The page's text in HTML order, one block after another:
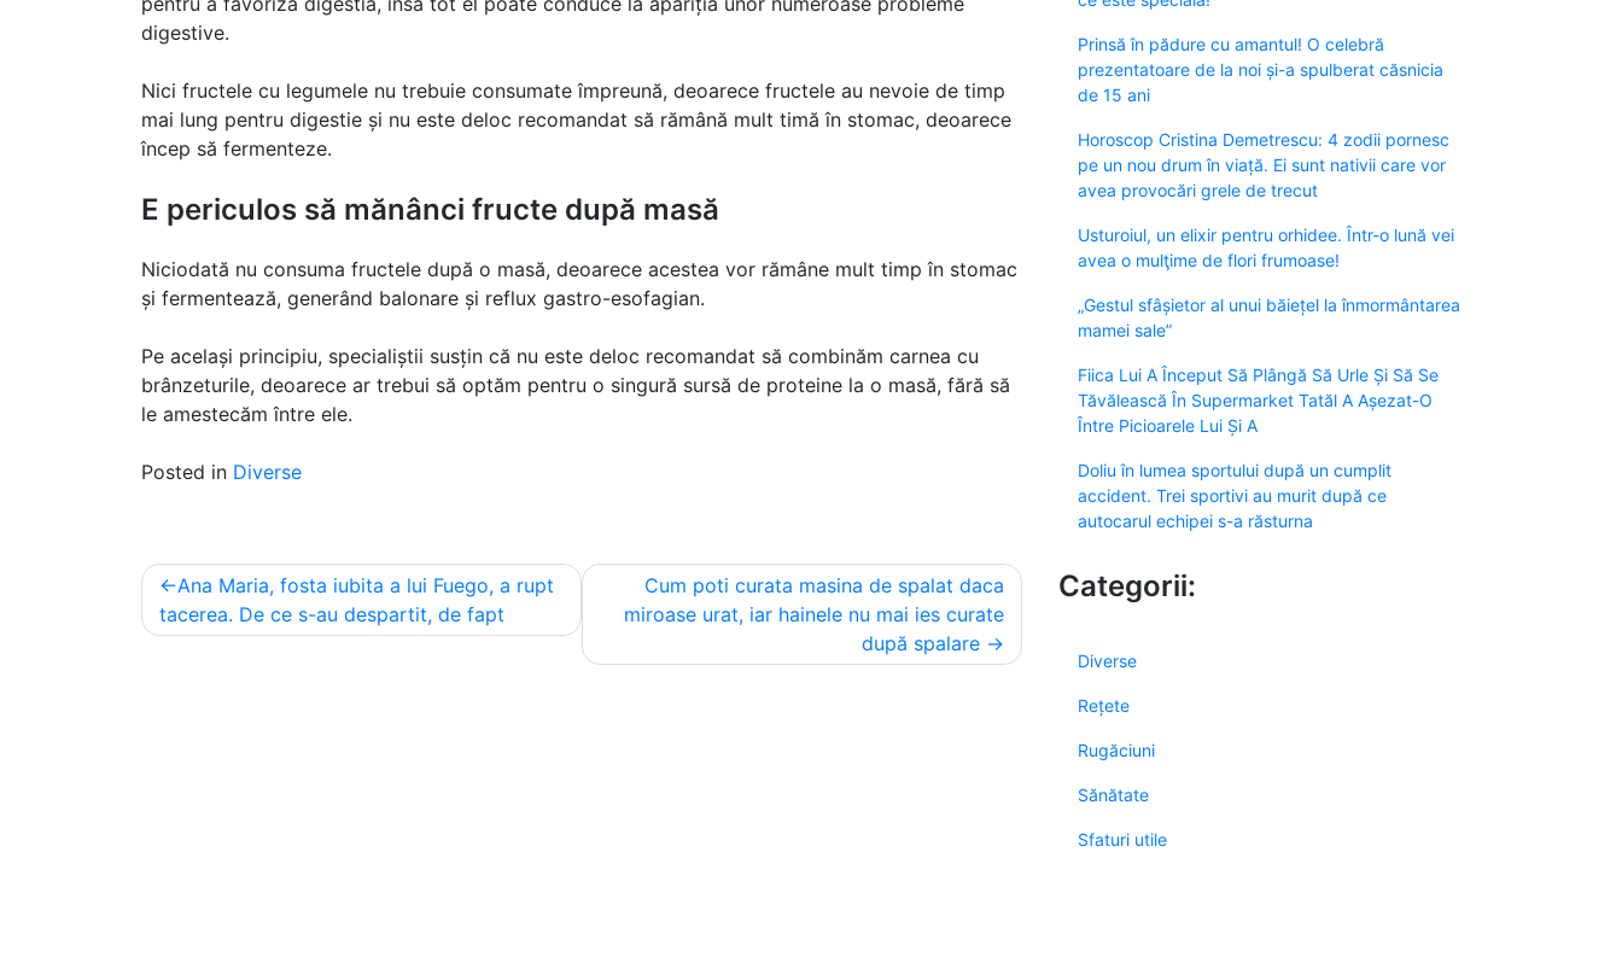
digestive.
Nici fructele cu legumele nu trebuie consumate împreună, deoarece fructele au nevoie de timp
mai lung pentru digestie și nu este deloc recomandat să rămână mult timă în stomac, deoarece
încep să fermenteze.
E periculos să mănânci fructe după masă
Niciodată nu consuma fructele după o masă, deoarece acestea vor rămâne mult timp în stomac
și fermentează, generând balonare și reflux gastro-esofagian.
Pe același principiu, specialiștii susțin că nu este deloc recomandat să combinăm carnea cu
brânzeturile, deoarece ar trebui să optăm pentru o singură sursă de proteine la o masă, fără să
le amestecăm între ele.
Posted in Diverse
Post
navigation
Ana Maria, fosta iubita a lui Fuego, a rupt
tacerea. De ce s-au despartit, de fapt
Cum poti curata masina de spalat daca
miroase urat, iar hainele nu mai ies curate
după spalare
Prinsă în pădure cu amantul! O celebră
prezentatoare de la noi și-a spulberat căsnicia
de 15 ani
Horoscop Cristina Demetrescu: 4 zodii pornesc
pe un nou drum în viață. Ei sunt nativii care vor
avea provocări grele de trecut
Usturoiul, un elixir pentru orhidee. Într-o lună vei
avea o mulţime de flori frumoase!
„Gestul sfâșietor al unui băiețel la înmormântarea
mamei sale”
Fiica Lui A Început Să Plângă Să Urle Și Să Se
Tăvălească În Supermarket Tatăl A Așezat-O
Între Picioarele Lui Și A
Doliu în lumea sportului după un cumplit
accident. Trei sportivi au murit după ce
autocarul echipei s-a răsturna
Categorii:
Diverse
Rețete
Rugăciuni
Sănătate
Sfaturi utile